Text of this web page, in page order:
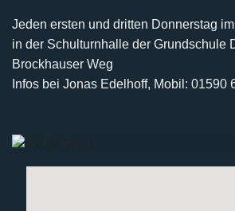
Jeden ersten und dritten Donnerstag
in der Schulturnhalle der Grundschule
Brockhauser Weg
Infos bei Jonas Edelhoff, Mobil: 01590